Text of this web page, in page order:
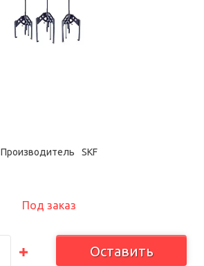
Под заказ
Оставить
Производитель SKF